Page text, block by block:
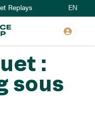
Replays EN
:
sous